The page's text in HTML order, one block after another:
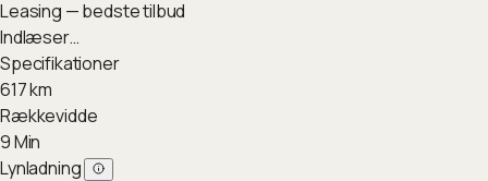
Leasing — bedste tilbud
Indlæser…
Specifikationer
617km
Rækkevidde
9Min
Lynladning